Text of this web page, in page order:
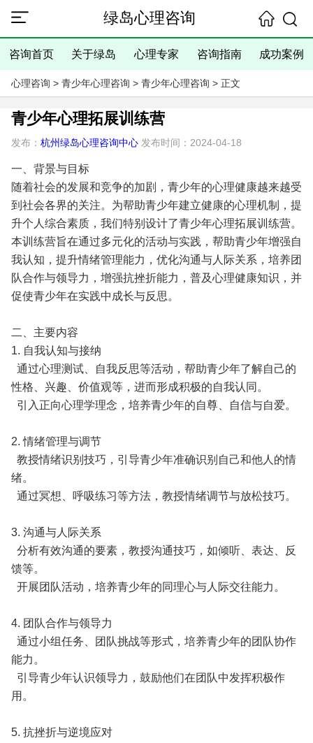
绿岛心理咨询
咨询首页 关于绿岛 心理专家 咨询指南 成功案例
心理咨询 > 青少年心理咨询 > 青少年心理咨询 > 正文
青少年心理拓展训练营
发布： 杭州绿岛心理咨询中心发布时间：2024-04-18
一、背景与目标
随着社会的发展和竞争的加剧，青少年的心理健康越来越受
到社会各界的关注。为帮助青少年建立健康的心理机制，提
升个人综合素质，我们特别设计了青少年心理拓展训练营。
本训练营旨在通过多元化的活动与实践，帮助青少年增强自
我认知，提升情绪管理能力，优化沟通与人际关系，培养团
队合作与领导力，增强抗挫折能力，普及心理健康知识，并
促使青少年在实践中成长与反思。
二、主要内容
1. 自我认知与接纳
通过心理测试、自我反思等活动，帮助青少年了解自己的
性格、兴趣、价值观等，进而形成积极的自我认同。
引入正向心理学理念，培养青少年的自尊、自信与自爱。
2. 情绪管理与调节
教授情绪识别技巧，引导青少年准确识别自己和他人的情
绪。
通过冥想、呼吸练习等方法，教授情绪调节与放松技巧。
3. 沟通与人际关系
分析有效沟通的要素，教授沟通技巧，如倾听、表达、反
馈等。
开展团队活动，培养青少年的同理心与人际交往能力。
4. 团队合作与领导力
通过小组任务、团队挑战等形式，培养青少年的团队协作
能力。
引导青少年认识领导力，鼓励他们在团队中发挥积极作
用。
5. 抗挫折与逆境应对